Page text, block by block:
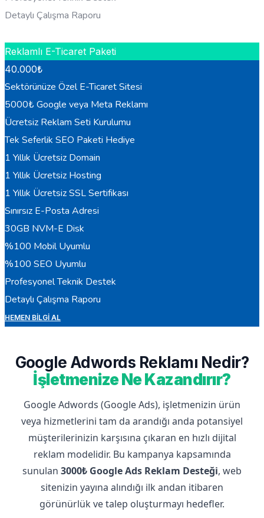
Detaylı Çalışma Raporu
Reklamlı E-Ticaret Paketi
40.000₺
Sektörünüze Özel E-Ticaret Sitesi
5000₺ Google veya Meta Reklamı
Ücretsiz Reklam Seti Kurulumu
Tek Seferlik SEO Paketi Hediye
1 Yıllık Ücretsiz Domain
1 Yıllık Ücretsiz Hosting
1 Yıllık Ücretsiz SSL Sertifikası
Sınırsız E-Posta Adresi
30GB NVM-E Disk
%100 Mobil Uyumlu
%100 SEO Uyumlu
Profesyonel Teknik Destek
Detaylı Çalışma Raporu
HEMEN BILGI AL
Google Adwords Reklamı Nedir?
İşletmenize Ne Kazandırır?
Google Adwords (Google Ads), işletmenizin ürün
veya hizmetlerini tam da arandığı anda potansiyel
müşterilerinizin karşısına çıkaran en hızlı dijital
reklam modelidir. Bu kampanya kapsamında
sunulan 3000₺ Google Ads Reklam Desteği, web
sitenizin yayına alındığı ilk andan itibaren
görünürlük ve talep oluşturmayı hedefler.